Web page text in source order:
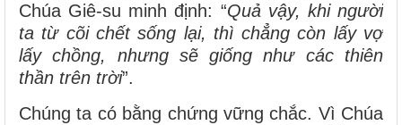
Chúa Giê-su minh định: “Quả vậy, khi người
ta từ cõi chết sống lại, thì chẳng còn lấy vợ
lấy chồng, nhưng sẽ giống như các thiên
thần trên trời”.
Chúng ta có bằng chứng vững chắc. Vì Chúa